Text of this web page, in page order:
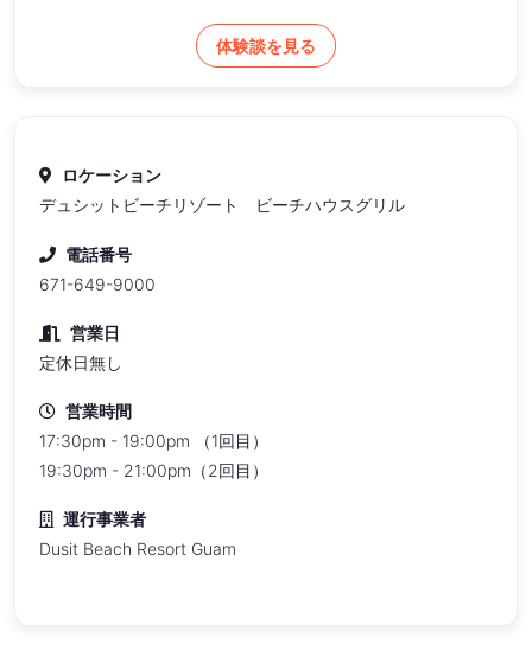
体験談を見る
ロケーション
デュシットビーチリゾート ビーチハウスグリル
電話番号
671-649-9000
営業日
定休日無し
営業時間
17:30pm - 19:00pm （1回目）
19:30pm - 21:00pm（2回目）
運行事業者
Dusit Beach Resort Guam